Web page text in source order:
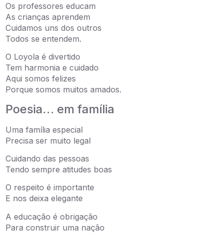
Os professores educam
As crianças aprendem
Cuidamos uns dos outros
Todos se entendem.
O Loyola é divertido
Tem harmonia e cuidado
Aqui somos felizes
Porque somos muitos amados.
Poesia… em família
Uma família especial
Precisa ser muito legal
Cuidando das pessoas
Tendo sempre atitudes boas
O respeito é importante
E nos deixa elegante
A educação é obrigação
Para construir uma nação